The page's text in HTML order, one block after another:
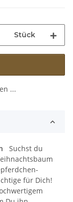
Stück
...
Suchst du
für Dich!